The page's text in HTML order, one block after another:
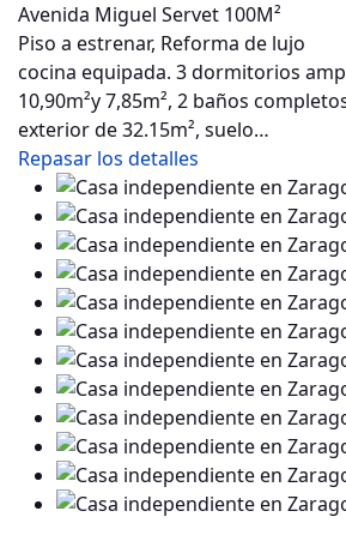
Avenida Miguel Servet 100M²
Piso a estrenar, Reforma de lujo
cocina equipada. 3 dormitorios
10,90m²y 7,85m², 2 baños
exterior de 32.15m², suelo…
Repasar los detalles